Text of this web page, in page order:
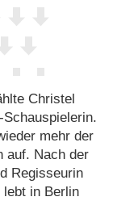
Christel
mehr der
auf. Nach der
Regisseurin
in Berlin